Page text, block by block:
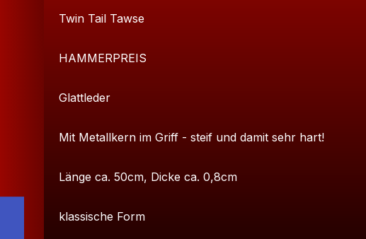
Twin Tail Tawse
HAMMERPREIS
Glattleder
Mit Metallkern im Griff - steif und damit sehr hart!
Länge ca. 50cm, Dicke ca. 0,8cm
klassische Form